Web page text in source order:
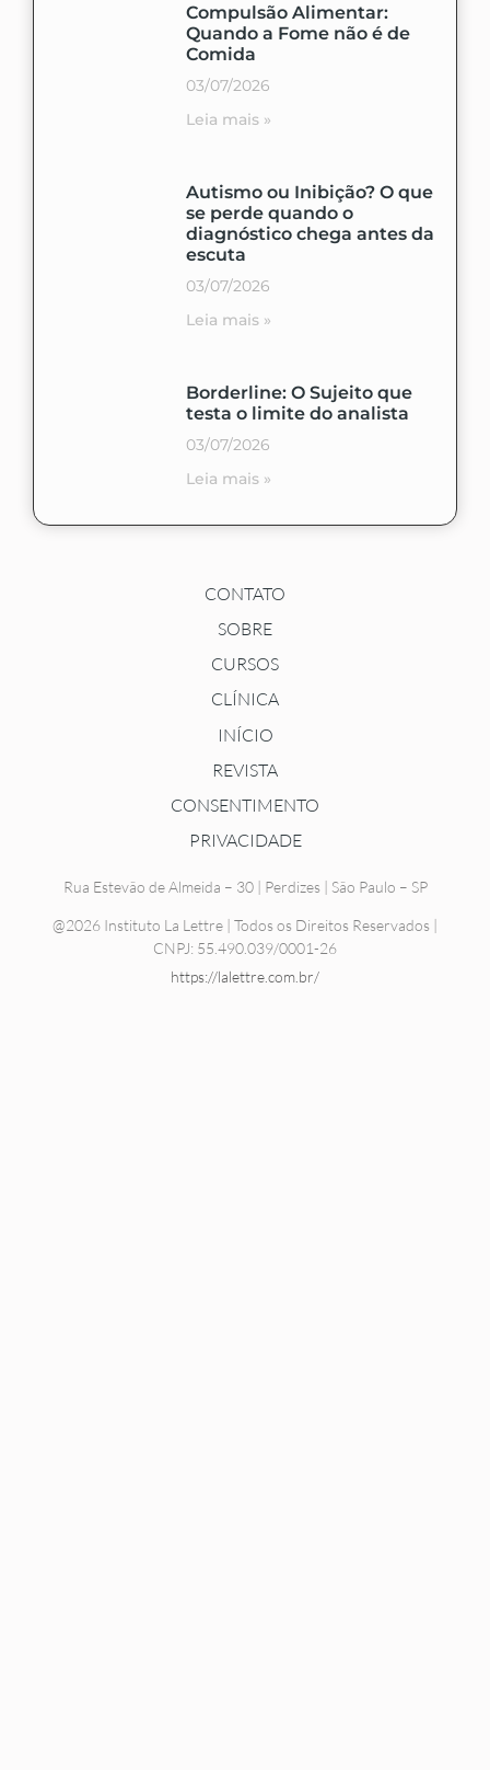
Compulsão Alimentar:
Quando a Fome não é de
Comida
03/07/2026
Leia mais »
Autismo ou Inibição? O que
se perde quando o
diagnóstico chega antes da
escuta
03/07/2026
Leia mais »
Borderline: O Sujeito que
testa o limite do analista
03/07/2026
Leia mais »
CONTATO
SOBRE
CURSOS
CLÍNICA
INÍCIO
REVISTA
CONSENTIMENTO
PRIVACIDADE
Rua Estevão de Almeida – 30 | Perdizes | São Paulo – SP
@2026 Instituto La Lettre | Todos os Direitos Reservados |
CNPJ: 55.490.039/0001-26
https://lalettre.com.br/